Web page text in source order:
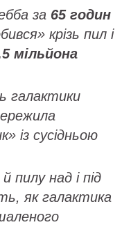
за 65 годин
крізь пил і
мільйона
галактики
із сусідньою
пилу над і під
як галактика